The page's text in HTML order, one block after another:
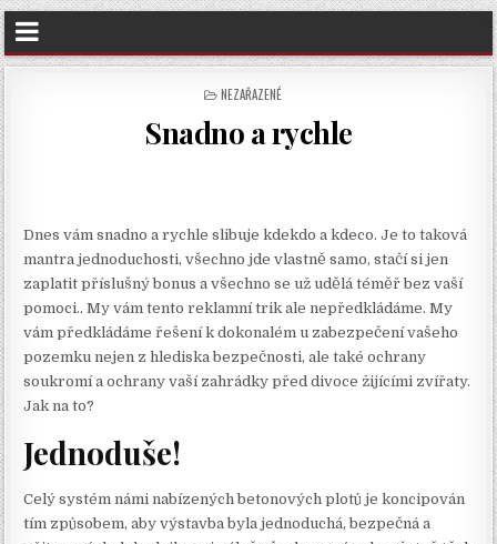
POSTED
NEZAŘAZENÉ
Snadno a rychle
Dnes vám snadno a rychle slibuje kdekdo a kdeco. Je to taková
mantra jednoduchosti, všechno jde vlastně samo, stačí si jen
zaplatit příslušný bonus a všechno se už udělá téměř bez vaší
pomoci.. My vám tento reklamní trik ale nepředkládáme. My
vám předkládáme řešení k dokonalém u zabezpečení vašeho
pozemku nejen z hlediska bezpečnosti, ale také ochrany
soukromí a ochrany vaší zahrádky před divoce žijícími zvířaty.
Jak na to?
Jednoduše!
Celý systém námi nabízenýchbetonových plotů je koncipován
tím způsobem, aby výstavba byla jednoduchá, bezpečná a